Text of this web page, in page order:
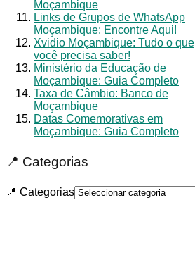
Moçambique
Links de Grupos de WhatsApp
Moçambique: Encontre Aqui!
Xvidio Moçambique: Tudo o que
você precisa saber!
Ministério da Educação de
Moçambique: Guia Completo
Taxa de Câmbio: Banco de
Moçambique
Datas Comemorativas em
Moçambique: Guia Completo
📍 Categorias
📍 Categorias